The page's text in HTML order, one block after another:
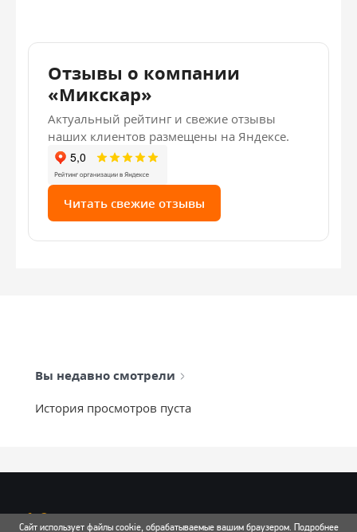
Отзывы о компании
«Микскар»
Актуальный рейтинг и свежие отзывы
наших клиентов размещены на Яндексе.
Читать свежие отзывы
Вы недавно смотрели
История просмотров пуста
info@mixtcar.ru
Сайт использует файлы cookie, обрабатываемые вашим браузером. Подробнее